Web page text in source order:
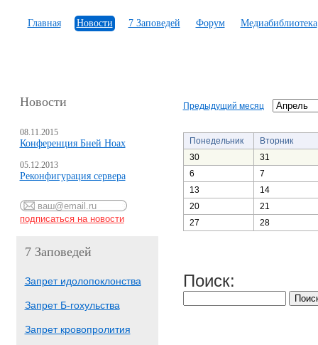
Главная Новости 7 Заповедей Форум Медиабиблиотека
Новости
08.11.2015
Конференция Бней Ноах
05.12.2013
Реконфигурация сервера
7 Заповедей
Запрет идолопоклонства
Запрет Б-гохульства
Запрет кровопролития
Предыдущий месяц
Понедельник
Вторник
30
31
6
7
13
14
20
21
27
28
Поиск: